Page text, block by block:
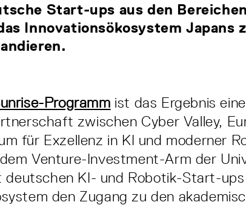
Start-ups aus den
Innovationsökosystem Japans
Programm ist das Ergebnis
zwischen Cyber Valley,
für Exzellenz in KI und moderner
Venture-Investment-Arm der
deutschen KI- und Robotik-Start-
den Zugang zu den